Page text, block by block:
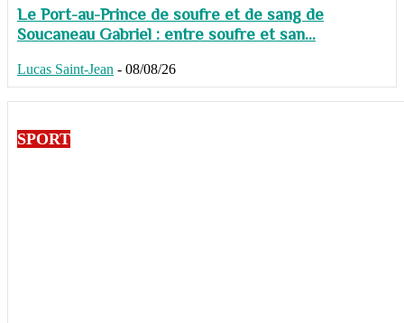
Le Port-au-Prince de soufre et de sang de
Soucaneau Gabriel : entre soufre et san...
Lucas Saint-Jean - 08/08/26
SPORT